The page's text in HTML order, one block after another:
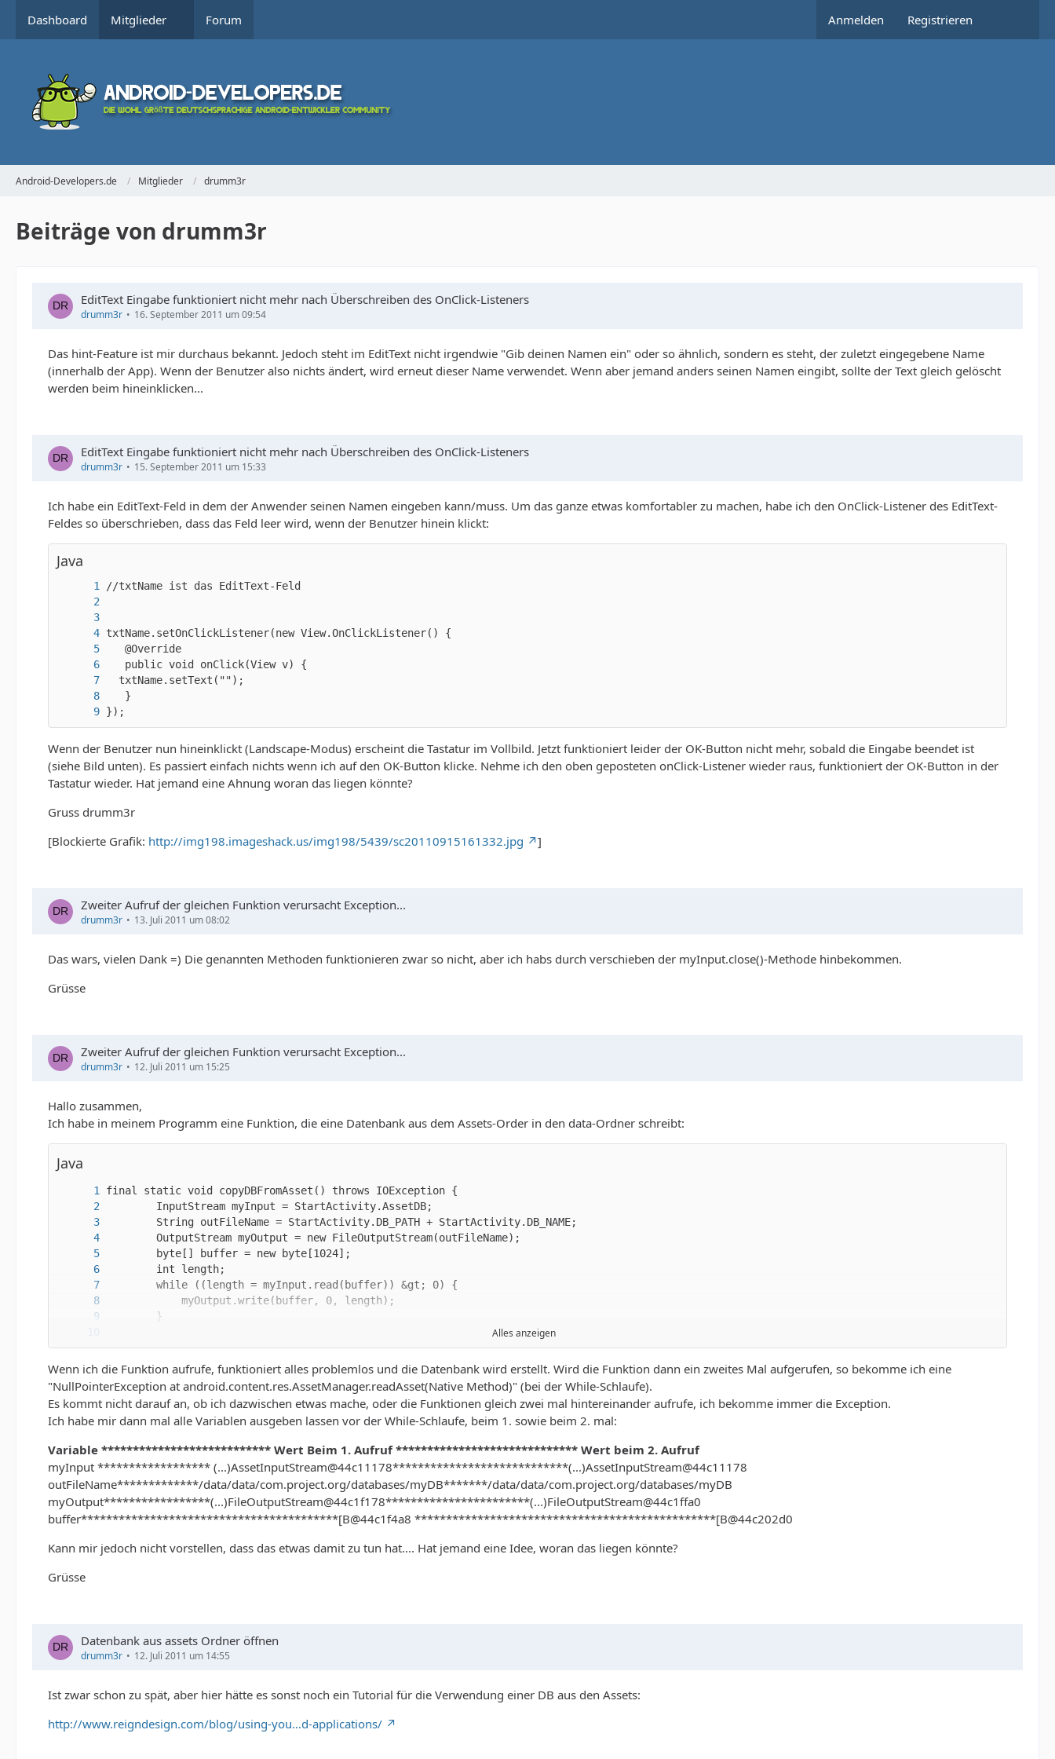
Dashboard Mitglieder Forum Anmelden Registrieren
Android-Developers.de Mitglieder drumm3r
Beiträge von drumm3r
EditText Eingabe funktioniert nicht mehr nach Überschreiben des OnClick-Listeners
drumm3r 16. September 2011 um 09:54
Das hint-Feature ist mir durchaus bekannt. Jedoch steht im EditText nicht irgendwie "Gib deinen Namen ein" oder so ähnlich, sondern es steht, der zuletzt eingegebene Name
(innerhalb der App). Wenn der Benutzer also nichts ändert, wird erneut dieser Name verwendet. Wenn aber jemand anders seinen Namen eingibt, sollte der Text gleich gelöscht
werden beim hineinklicken...
EditText Eingabe funktioniert nicht mehr nach Überschreiben des OnClick-Listeners
drumm3r 15. September 2011 um 15:33
Ich habe ein EditText-Feld in dem der Anwender seinen Namen eingeben kann/muss. Um das ganze etwas komfortabler zu machen, habe ich den OnClick-Listener des EditText-
Feldes so überschrieben, dass das Feld leer wird, wenn der Benutzer hinein klickt:
Java
});
Wenn der Benutzer nun hineinklickt (Landscape-Modus) erscheint die Tastatur im Vollbild. Jetzt funktioniert leider der OK-Button nicht mehr, sobald die Eingabe beendet ist
(siehe Bild unten). Es passiert einfach nichts wenn ich auf den OK-Button klicke. Nehme ich den oben geposteten onClick-Listener wieder raus, funktioniert der OK-Button in der
Tastatur wieder. Hat jemand eine Ahnung woran das liegen könnte?
Gruss drumm3r
[Blockierte Grafik: http://img198.imageshack.us/img198/5439/sc20110915161332.jpg ]
Zweiter Aufruf der gleichen Funktion verursacht Exception...
drumm3r 13. Juli 2011 um 08:02
Das wars, vielen Dank =) Die genannten Methoden funktionieren zwar so nicht, aber ich habs durch verschieben der myInput.close()-Methode hinbekommen.
Grüsse
Zweiter Aufruf der gleichen Funktion verursacht Exception...
drumm3r 12. Juli 2011 um 15:25
Hallo zusammen,
Ich habe in meinem Programm eine Funktion, die eine Datenbank aus dem Assets-Order in den data-Ordner schreibt:
Java
	}
Alles anzeigen
Wenn ich die Funktion aufrufe, funktioniert alles problemlos und die Datenbank wird erstellt. Wird die Funktion dann ein zweites Mal aufgerufen, so bekomme ich eine
"NullPointerException at android.content.res.AssetManager.readAsset(Native Method)" (bei der While-Schlaufe).
Es kommt nicht darauf an, ob ich dazwischen etwas mache, oder die Funktionen gleich zwei mal hintereinander aufrufe, ich bekomme immer die Exception.
Ich habe mir dann mal alle Variablen ausgeben lassen vor der While-Schlaufe, beim 1. sowie beim 2. mal:
Variable *************************** Wert Beim 1. Aufruf ***************************** Wert beim 2. Aufruf
myInput ****************** (...)AssetInputStream@44c11178****************************(...)AssetInputStream@44c11178
outFileName*************/data/data/com.project.org/databases/myDB*******/data/data/com.project.org/databases/myDB
myOutput*****************(...)FileOutputStream@44c1f178***********************(...)FileOutputStream@44c1ffa0
buffer*****************************************[B@44c1f4a8 ************************************************[B@44c202d0
Kann mir jedoch nicht vorstellen, dass das etwas damit zu tun hat.... Hat jemand eine Idee, woran das liegen könnte?
Grüsse
Datenbank aus assets Ordner öffnen
drumm3r 12. Juli 2011 um 14:55
Ist zwar schon zu spät, aber hier hätte es sonst noch ein Tutorial für die Verwendung einer DB aus den Assets:
http://www.reigndesign.com/blog/using-you…d-applications/